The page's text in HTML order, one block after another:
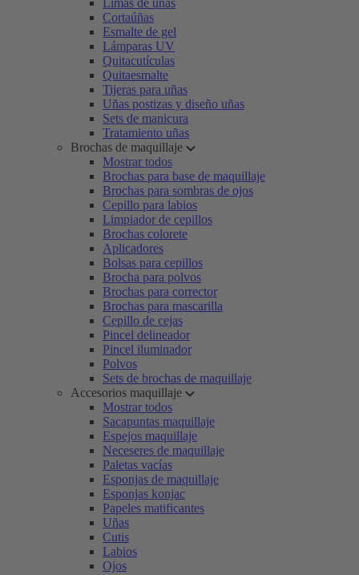
Limas de uñas
Cortaúñas
Esmalte de gel
Lámparas UV
Quitacutículas
Quitaesmalte
Tijeras para uñas
Uñas postizas y diseño uñas
Sets de manicura
Tratamiento uñas
Brochas de maquillaje
Mostrar todos
Brochas para base de maquillaje
Brochas para sombras de ojos
Cepillo para labios
Limpiador de cepillos
Brochas colorete
Aplicadores
Bolsas para cepillos
Brocha para polvos
Brochas para corrector
Brochas para mascarilla
Cepillo de cejas
Pincel delineador
Pincel iluminador
Polvos
Sets de brochas de maquillaje
Accesorios maquillaje
Mostrar todos
Sacapuntas maquillaje
Espejos maquillaje
Neceseres de maquillaje
Paletas vacías
Esponjas de maquillaje
Esponjas konjac
Papeles matificantes
Uñas
Cutis
Labios
Ojos